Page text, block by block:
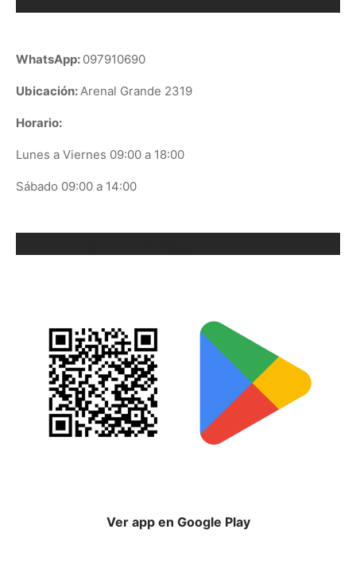
WhatsApp: 097910690
Ubicación:Arenal Grande 2319
Horario:
Lunes a Viernes 09:00 a 18:00
Sábado 09:00 a 14:00
Ver app en Google Play